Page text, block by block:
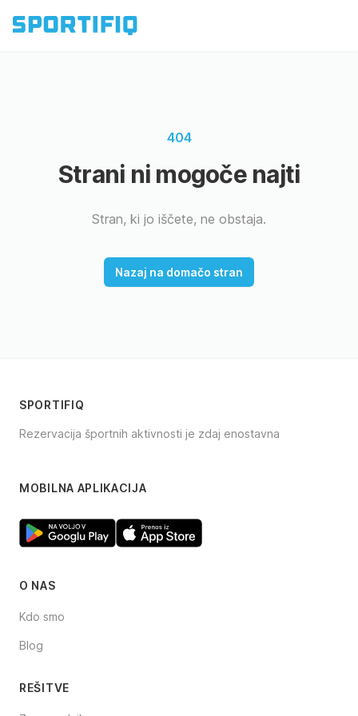
404
Strani ni mogoče najti
Stran, ki jo iščete, ne obstaja.
Nazaj na domačo stran
SPORTIFIQ
Rezervacija športnih aktivnosti je zdaj enostavna
MOBILNA APLIKACIJA
O NAS
Kdo smo
Blog
REŠITVE